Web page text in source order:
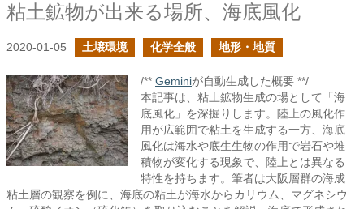
粘土鉱物が出来る場所、海底風化
2020-01-05 土壌環境 化学全般 地形・地質
/** Geminiが自動生成した概要 **/
本記事は、粘土鉱物生成の場として「海
底風化」を深掘りします。陸上の風化作
用が広範囲で粘土を生成する一方、海底
風化は海水や底生生物の作用で岩石や堆
積物が変化する現象で、陸上とは異なる
特性を持ちます。筆者は大阪層群の海成
粘土層の観察を例に、海底の粘土が海水からカリウム、マグネシウ